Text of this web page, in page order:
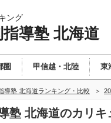
ング
導塾 北海道
圏 甲信越・北陸 東
導塾 北海道ランキング・比較
塾 北海道のカリ